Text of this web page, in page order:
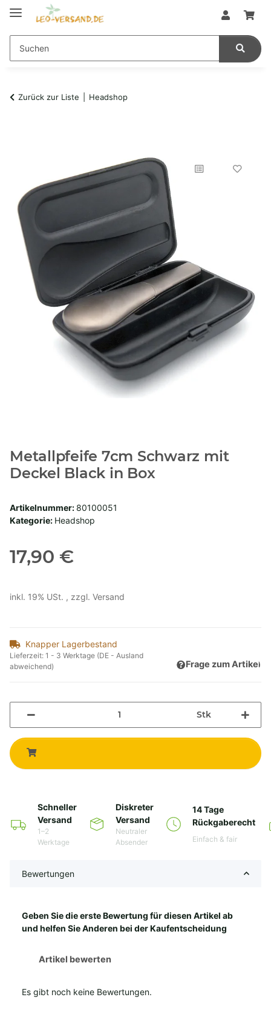
Zurück zur Liste Headshop
Metallpfeife 7cm Schwarz mit
Deckel Black in Box
Artikelnummer: 80100051
Kategorie: Headshop
17,90 €
inkl. 19% USt. , zzgl. Versand
Knapper Lagerbestand
Lieferzeit: 1 - 3 Werktage (DE - Ausland
abweichend)
Frage zum Artikel
Stk
Schneller
Versand
1–2
Werktage
Diskreter
Versand
Neutraler
Absender
14 Tage
Rückgaberecht
Einfach & fair
Bewertungen
Geben Sie die erste Bewertung für diesen Artikel ab
und helfen Sie Anderen bei der Kaufentscheidung
Artikel bewerten
Es gibt noch keine Bewertungen.